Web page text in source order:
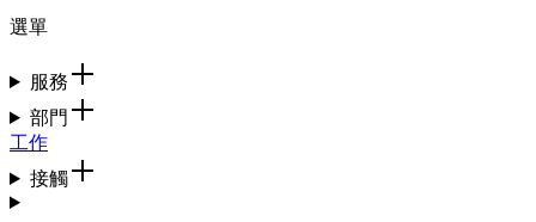
選單
服務
部門
工作
接觸